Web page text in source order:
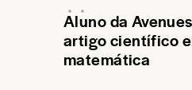
Aluno da
artigo científico
matemática